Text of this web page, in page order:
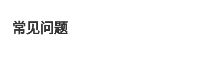
常见问题